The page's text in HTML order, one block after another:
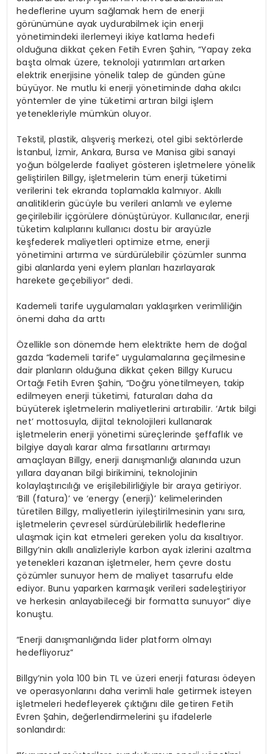
hedeflerine uyum sağlamak hem de enerji
görünümüne ayak uydurabilmek için enerji
yönetimindeki ilerlemeyi ikiye katlama hedefi
olduğuna dikkat çeken Fetih Evren Şahin, “Yapay zeka
başta olmak üzere, teknoloji yatırımları artarken
elektrik enerjisine yönelik talep de günden güne
büyüyor. Ne mutlu ki enerji yönetiminde daha akılcı
yöntemler de yine tüketimi artıran bilgi işlem
yetenekleriyle mümkün oluyor.
Tekstil, plastik, alışveriş merkezi, otel gibi sektörlerde
İstanbul, İzmir, Ankara, Bursa ve Manisa gibi sanayi
yoğun bölgelerde faaliyet gösteren işletmelere yönelik
geliştirilen Billgy, işletmelerin tüm enerji tüketimi
verilerini tek ekranda toplamakla kalmıyor. Akıllı
analitiklerin gücüyle bu verileri anlamlı ve eyleme
geçirilebilir içgörülere dönüştürüyor. Kullanıcılar, enerji
tüketim kalıplarını kullanıcı dostu bir arayüzle
keşfederek maliyetleri optimize etme, enerji
yönetimini artırma ve sürdürülebilir çözümler sunma
gibi alanlarda yeni eylem planları hazırlayarak
harekete geçebiliyor” dedi.
Kademeli tarife uygulamaları yaklaşırken verimliliğin
önemi daha da arttı
Özellikle son dönemde hem elektrikte hem de doğal
gazda “kademeli tarife” uygulamalarına geçilmesine
dair planların olduğuna dikkat çeken Billgy Kurucu
Ortağı Fetih Evren Şahin, “Doğru yönetilmeyen, takip
edilmeyen enerji tüketimi, faturaları daha da
büyüterek işletmelerin maliyetlerini artırabilir. ‘Artık bilgi
net’ mottosuyla, dijital teknolojileri kullanarak
işletmelerin enerji yönetimi süreçlerinde şeffaflık ve
bilgiye dayalı karar alma fırsatlarını artırmayı
amaçlayan Billgy, enerji danışmanlığı alanında uzun
yıllara dayanan bilgi birikimini, teknolojinin
kolaylaştırıcılığı ve erişilebilirliğiyle bir araya getiriyor.
‘Bill (fatura)’ ve ‘energy (enerji)’ kelimelerinden
türetilen Billgy, maliyetlerin iyileştirilmesinin yanı sıra,
işletmelerin çevresel sürdürülebilirlik hedeflerine
ulaşmak için kat etmeleri gereken yolu da kısaltıyor.
Billgy’nin akıllı analizleriyle karbon ayak izlerini azaltma
yetenekleri kazanan işletmeler, hem çevre dostu
çözümler sunuyor hem de maliyet tasarrufu elde
ediyor. Bunu yaparken karmaşık verileri sadeleştiriyor
ve herkesin anlayabileceği bir formatta sunuyor” diye
konuştu.
“Enerji danışmanlığında lider platform olmayı
hedefliyoruz”
Billgy’nin yola 100 bin TL ve üzeri enerji faturası ödeyen
ve operasyonlarını daha verimli hale getirmek isteyen
işletmeleri hedefleyerek çıktığını dile getiren Fetih
Evren Şahin, değerlendirmelerini şu ifadelerle
sonlandırdı: